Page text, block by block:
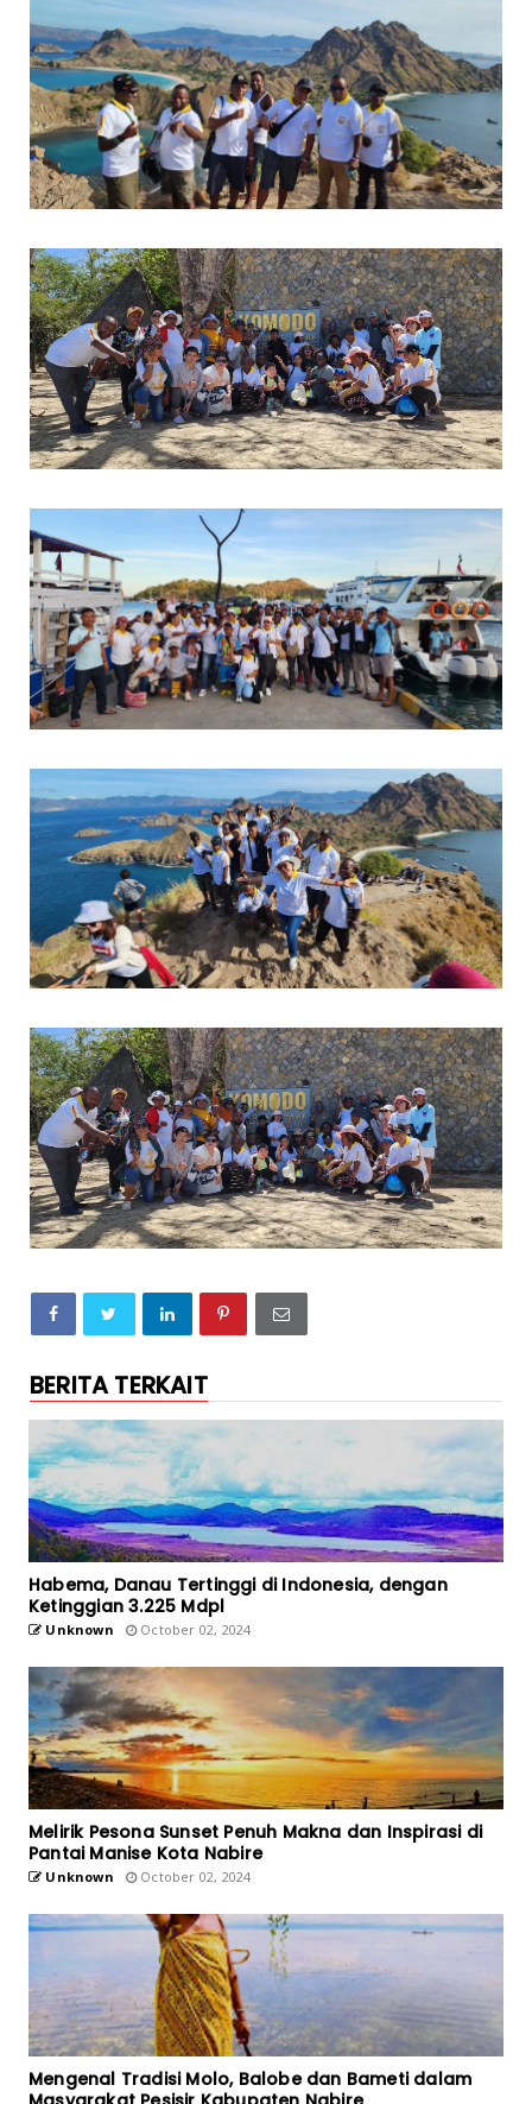
BERITA TERKAIT
Habema, Danau Tertinggi di Indonesia, dengan
Ketinggian 3.225 Mdpl
Unknown October 02, 2024
Melirik Pesona Sunset Penuh Makna dan Inspirasi di
Pantai Manise Kota Nabire
Unknown October 02, 2024
Mengenal Tradisi Molo, Balobe dan Bameti dalam